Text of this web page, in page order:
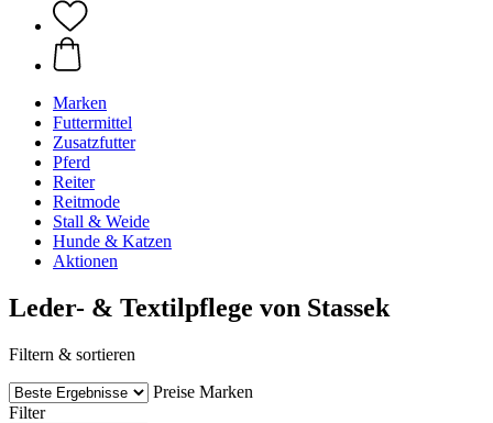
Marken
Futtermittel
Zusatzfutter
Pferd
Reiter
Reitmode
Stall & Weide
Hunde & Katzen
Aktionen
Leder- & Textilpflege von Stassek
Filtern & sortieren
Preise Marken
Filter